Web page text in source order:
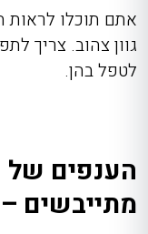
אתם תוכלו לראות
גוון צהוב. צריך
לטפל בהן.
הענפים של
מתייבשים